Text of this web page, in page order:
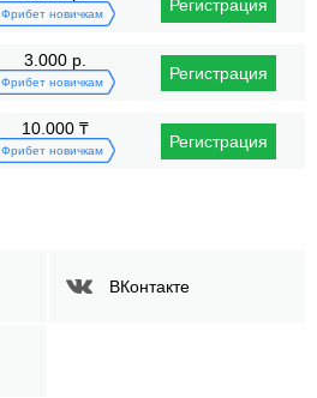
Фрибет новичкам Регистрация
3.000 р.
Фрибет новичкам Регистрация
10.000 ₸
Фрибет новичкам Регистрация
ВКонтакте